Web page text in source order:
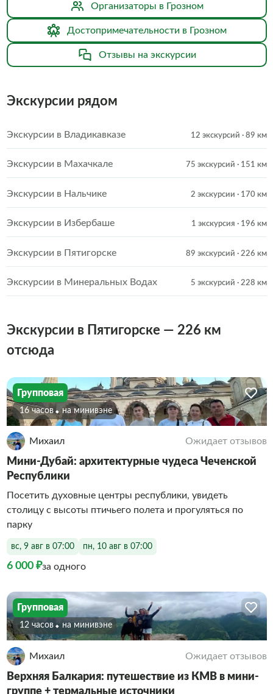
Организаторы в Грозном
Достопримечательности в Грозном
Отзывы на экскурсии
Экскурсии рядом
Экскурсии в Владикавказе 12 экскурсий · 89 км
Экскурсии в Махачкале 75 экскурсий · 151 км
Экскурсии в Нальчике 2 экскурсии · 170 км
Экскурсии в Избербаше 1 экскурсия · 196 км
Экскурсии в Пятигорске 89 экскурсий · 226 км
Экскурсии в Минеральных Водах 5 экскурсий · 228 км
Экскурсии в Пятигорске — 226 км
отсюда
Групповая
16 часов На минивэне
Михаил Ожидает отзывов
Мини-Дубай: архитектурные чудеса Чеченской
Республики
Посетить духовные центры республики, увидеть
столицу с высоты птичьего полета и прогуляться по
парку
вс, 9 авг в 07:00 пн, 10 авг в 07:00
6 000 ₽за одного
Групповая
12 часов На минивэне
Михаил Ожидает отзывов
Верхняя Балкария: путешествие из КМВ в мини-
группе + термальные источники